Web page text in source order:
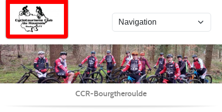
CCR-Bourgtheroulde
Panneau de gestion des cookies